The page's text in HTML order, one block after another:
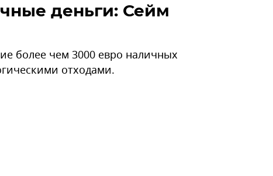
деньги: Сейм
более чем 3000 евро наличных
отходами.